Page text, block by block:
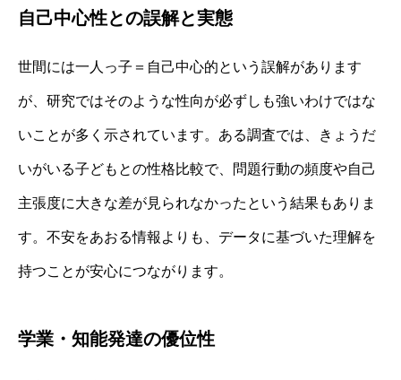
自己中心性との誤解と実態
世間には一人っ子＝自己中心的という誤解があります
が、研究ではそのような性向が必ずしも強いわけではな
いことが多く示されています。ある調査では、きょうだ
いがいる子どもとの性格比較で、問題行動の頻度や自己
主張度に大きな差が見られなかったという結果もありま
す。不安をあおる情報よりも、データに基づいた理解を
持つことが安心につながります。
学業・知能発達の優位性